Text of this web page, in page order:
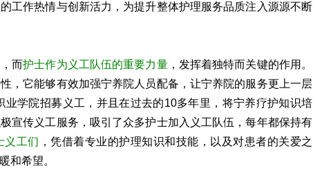
工作热情与创新活力，为提升整体护理服务品质注入源源不断
而护士作为义工队伍的重要力量，发挥着独特而关键的作用。
，它能够有效加强宁养院人员配备，让宁养院的服务更上一层
学院招募义工，并且在过去的10多年里，将宁养疗护知识培
宣传义工服务，吸引了众多护士加入义工队伍，每年都保持有
义工们 ，凭借着专业的护理知识和技能，以及对患者的关爱之
和希望。